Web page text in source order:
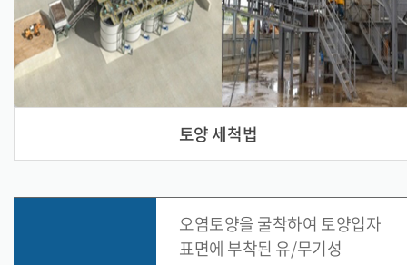
토양 세척법
오염토양을 굴착하여 토양입자
표면에 부착된 유/무기성